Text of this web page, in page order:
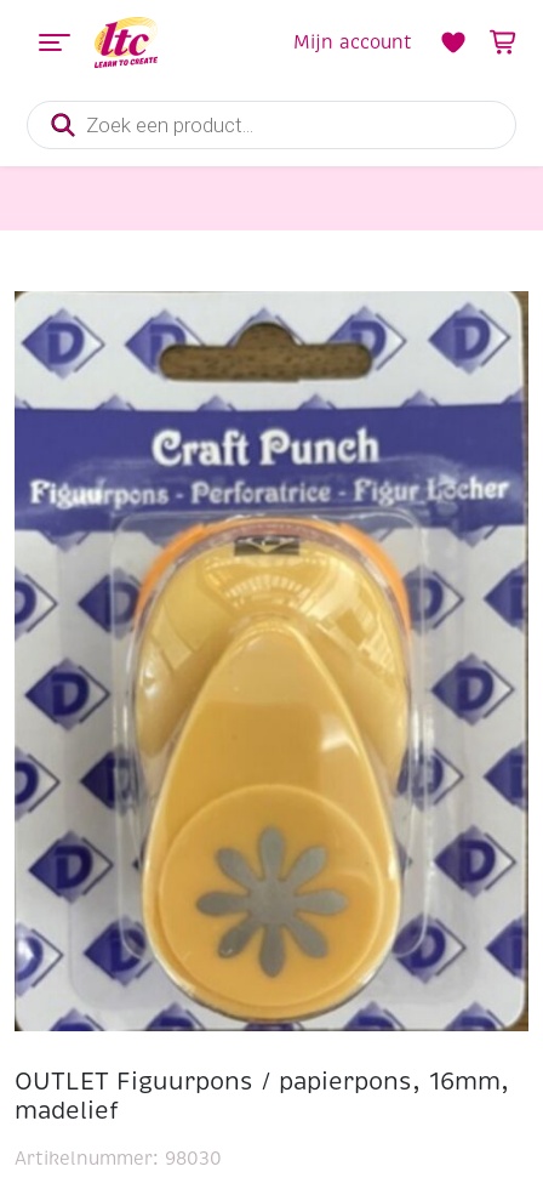
Producten
zoeken
Mijn account
OUTLET Figuurpons / papierpons, 16mm,
madelief
Artikelnummer: 98030